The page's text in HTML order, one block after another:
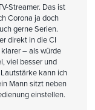
Streamer. Das ist
Corona ja doch
gerne Serien.
direkt in die CI
– als würde
viel besser und
kann ich
Mann sitzt neben
einstellen.